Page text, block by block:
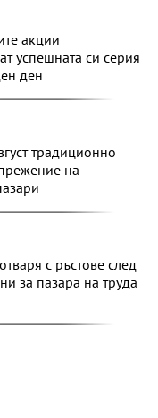
акции
успешната си серия
ден
традиционно
на
с ръстове след
за пазара на труда